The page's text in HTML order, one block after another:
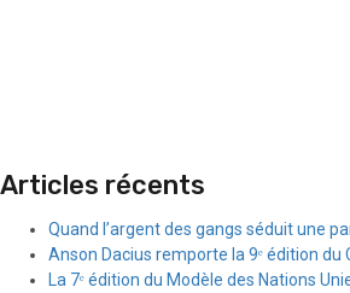
Articles récents
Quand l’argent des gangs séduit une
Anson Dacius remporte la 9ᵉ édition du
La 7ᵉ édition du Modèle des Nations